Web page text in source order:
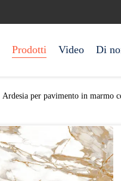
Prodotti Video Di
Ardesia per pavimento in marmo